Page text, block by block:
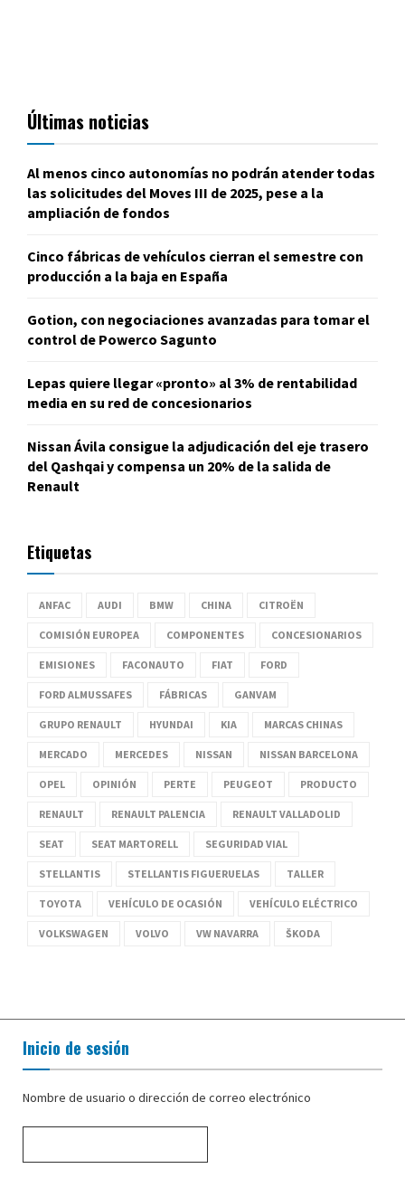
Últimas noticias
Al menos cinco autonomías no podrán atender todas
las solicitudes del Moves III de 2025, pese a la
ampliación de fondos
Cinco fábricas de vehículos cierran el semestre con
producción a la baja en España
Gotion, con negociaciones avanzadas para tomar el
control de Powerco Sagunto
Lepas quiere llegar «pronto» al 3% de rentabilidad
media en su red de concesionarios
Nissan Ávila consigue la adjudicación del eje trasero
del Qashqai y compensa un 20% de la salida de
Renault
Etiquetas
ANFAC AUDI BMW CHINA CITROËN
COMISIÓN EUROPEA COMPONENTES CONCESIONARIOS
EMISIONES FACONAUTO FIAT FORD
FORD ALMUSSAFES FÁBRICAS GANVAM
GRUPO RENAULT HYUNDAI KIA MARCAS CHINAS
MERCADO MERCEDES NISSAN NISSAN BARCELONA
OPEL OPINIÓN PERTE PEUGEOT PRODUCTO
RENAULT RENAULT PALENCIA RENAULT VALLADOLID
SEAT SEAT MARTORELL SEGURIDAD VIAL
STELLANTIS STELLANTIS FIGUERUELAS TALLER
TOYOTA VEHÍCULO DE OCASIÓN VEHÍCULO ELÉCTRICO
VOLKSWAGEN VOLVO VW NAVARRA ŠKODA
Inicio de sesión
Nombre de usuario o dirección de correo electrónico